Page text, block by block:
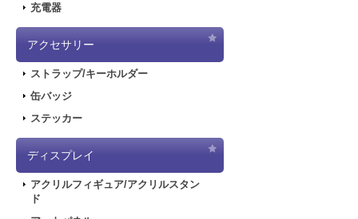
充電器
アクセサリー
ストラップ/キーホルダー
缶バッジ
ステッカー
ディスプレイ
アクリルフィギュア/アクリルスタン
ド